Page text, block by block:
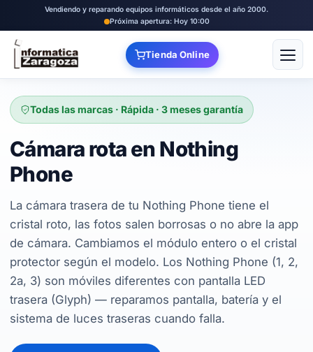
Vendiendo y reparando equipos informáticos desde el año 2000.
Próxima apertura: Hoy 10:00
Tienda Online Abrir
Todas las marcas · Rápida · 3 meses garantía
Cámara rota en Nothing
Phone
La cámara trasera de tu Nothing Phone tiene el
cristal roto, las fotos salen borrosas o no abre la app
de cámara. Cambiamos el módulo entero o el cristal
protector según el modelo. Los Nothing Phone (1, 2,
2a, 3) son móviles diferentes con pantalla LED
trasera (Glyph) — reparamos pantalla, batería y el
sistema de luces traseras cuando falla.